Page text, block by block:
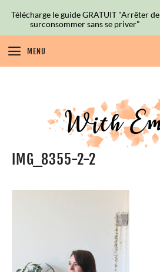
MENU
IMG_8355-2-2
Télécharge le guide GRATUIT "Arrêter de
surconsommer sans se priver"